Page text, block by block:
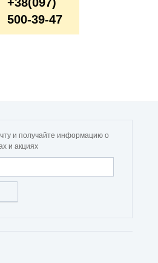
500-39-47
и получайте информацию о
и акциях